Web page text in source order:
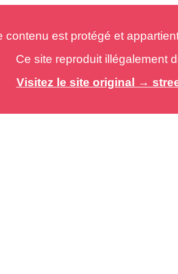
est protégé et
Ce site reproduit illégalement
Visitez le site original →